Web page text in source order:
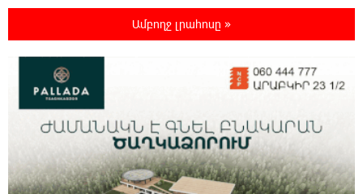
«Չեմ վերադառնալու փաստաբանական
Հայաստանը կարիք ունի Ավետիք
Չալաբյանի նման խելացի, աշխատասեր և
զարգացած մարդու. Արմեն Մանվելյան
11:39:05 6-08-2026
Ամբողջ լրահոսը »